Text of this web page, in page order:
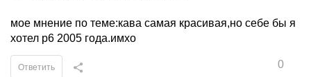
мое мнение по теме:кава самая красивая,но себе бы я
хотел р6 2005 года.имхо
0
Ответить